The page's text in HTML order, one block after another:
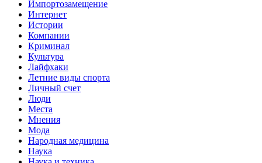
Импортозамещение
Интернет
Истории
Компании
Криминал
Культура
Лайфхаки
Летние виды спорта
Личный счет
Люди
Места
Мнения
Мода
Народная медицина
Наука